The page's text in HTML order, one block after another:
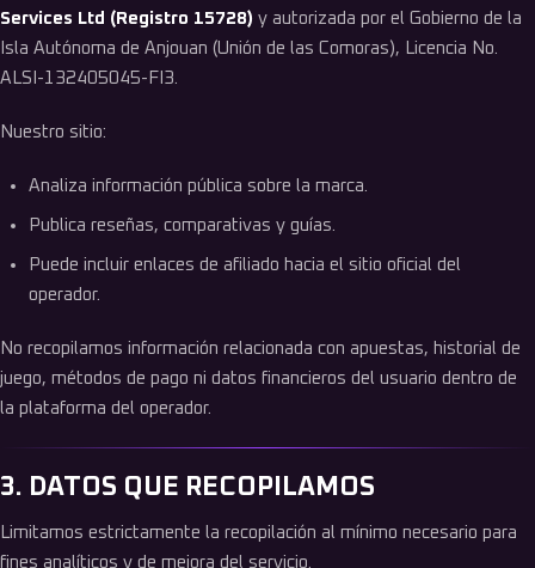
Services Ltd (Registro 15728) y autorizada por el Gobierno de la
Isla Autónoma de Anjouan (Unión de las Comoras), Licencia No.
ALSI-132405045-FI3.
Nuestro sitio:
Analiza información pública sobre la marca.
Publica reseñas, comparativas y guías.
Puede incluir enlaces de afiliado hacia el sitio oficial del
operador.
No recopilamos información relacionada con apuestas, historial de
juego, métodos de pago ni datos financieros del usuario dentro de
la plataforma del operador.
3. DATOS QUE RECOPILAMOS
Limitamos estrictamente la recopilación al mínimo necesario para
fines analíticos y de mejora del servicio.